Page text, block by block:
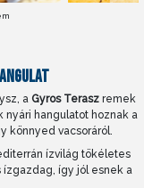
a Gyros Teraszremek
hangulatot hoznak a
könnyed vacsoráról.
ízvilág tökéletes
ízgazdag, így jól esnek a